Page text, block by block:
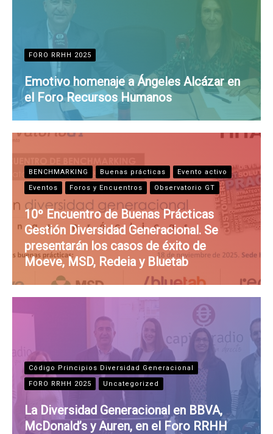
FORO RRHH 2025
Emotivo homenaje a Ángeles Alcázar en
el Foro Recursos Humanos
BENCHMARKING Buenas prácticas
Evento activo
Eventos
Foros y Encuentros Observatorio GT
10º Encuentro de Buenas Prácticas
Gestión Diversidad Generacional. Se
presentarán los casos de éxito de
Moeve, MSD, Redeia y Bluetab
Código Principios Diversidad Generacional
FORO RRHH 2025
Uncategorized
La Diversidad Generacional en BBVA,
McDonald’s y Auren, en el Foro RRHH